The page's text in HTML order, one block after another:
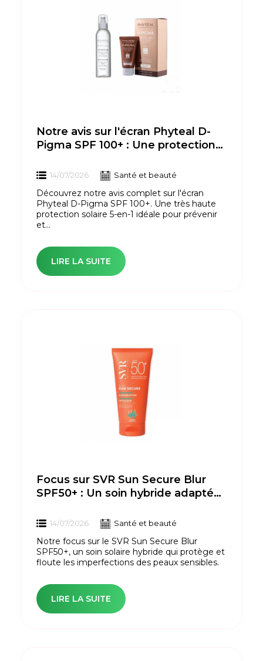
Notre avis sur l'écran Phyteal D-
Pigma SPF 100+ : Une protection
l'hyperpigmentation
14/07/2026 Santé et beauté
Découvrez notre avis complet sur l'écran
Phyteal D-Pigma SPF 100+. Une très haute
protection solaire 5-en-1 idéale pour prévenir
et...
LIRE LA SUITE
Focus sur SVR Sun Secure Blur
SPF50+ : Un soin hybride adapté
14/07/2026 Santé et beauté
Notre focus sur le SVR Sun Secure Blur
SPF50+, un soin solaire hybride qui protège et
floute les imperfections des peaux sensibles.
LIRE LA SUITE